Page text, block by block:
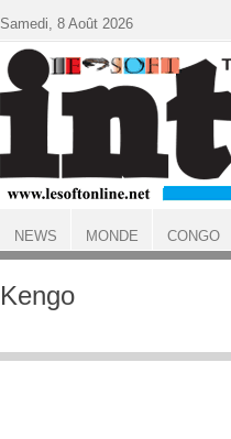
ACCUEIL
Kengo
Samedi, 8 Août 2026
NEWS MONDE CONGO